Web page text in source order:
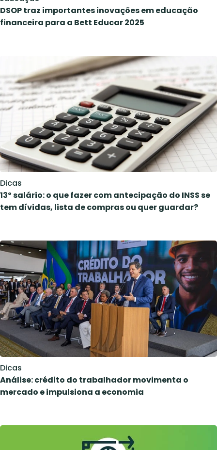
DSOP traz importantes inovações em educação
financeira para a Bett Educar 2025
Dicas
13º salário: o que fazer com antecipação do INSS se
tem dívidas, lista de compras ou quer guardar?
Dicas
Análise: crédito do trabalhador movimenta o
mercado e impulsiona a economia